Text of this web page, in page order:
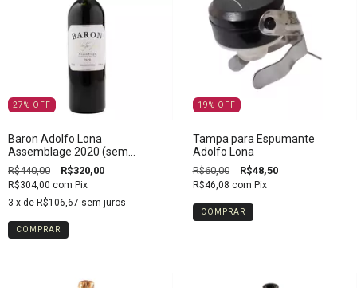
27% OFF
Baron Adolfo Lona
Assemblage 2020 (sem
estojo)
R$440,00 R$320,00
R$304,00 com Pix
3 x de R$106,67 sem juros
19% OFF
Tampa para Espumante
Adolfo Lona
R$60,00 R$48,50
R$46,08 com Pix